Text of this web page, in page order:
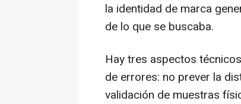
la identidad de marca
de lo que se buscaba.
Hay tres aspectos
de errores: no prever la
validación de muestras